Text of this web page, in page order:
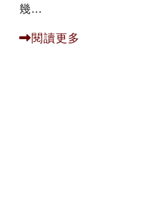
幾...
閱讀更多